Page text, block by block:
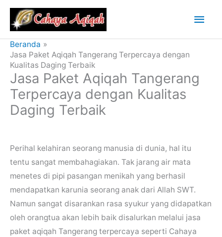
Lewati
konten
Beranda
Jasa Paket Aqiqah Tangerang Terpercaya dengan
Kualitas Daging Terbaik
Jasa Paket Aqiqah Tangerang
Terpercaya dengan Kualitas
Daging Terbaik
Perihal kelahiran seorang manusia di dunia, hal itu
tentu sangat membahagiakan. Tak jarang air mata
menetes di pipi pasangan menikah yang berhasil
mendapatkan karunia seorang anak dari Allah SWT.
Namun sangat disarankan rasa syukur yang didapatkan
oleh orangtua akan lebih baik disalurkan melalui jasa
paket aqiqah Tangerang terpercaya seperti Cahaya